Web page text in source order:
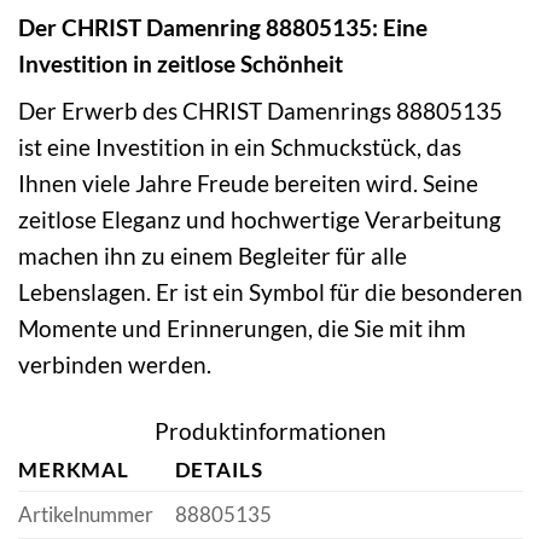
Der CHRIST Damenring 88805135: Eine
Investition in zeitlose Schönheit
Der Erwerb des CHRIST Damenrings 88805135
ist eine Investition in ein Schmuckstück, das
Ihnen viele Jahre Freude bereiten wird. Seine
zeitlose Eleganz und hochwertige Verarbeitung
machen ihn zu einem Begleiter für alle
Lebenslagen. Er ist ein Symbol für die besonderen
Momente und Erinnerungen, die Sie mit ihm
verbinden werden.
Produktinformationen
MERKMAL
DETAILS
Artikelnummer
88805135